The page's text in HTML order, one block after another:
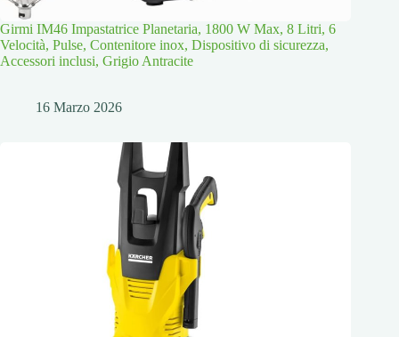
Girmi IM46 Impastatrice Planetaria, 1800 W Max, 8 Litri, 6
Velocità, Pulse, Contenitore inox, Dispositivo di sicurezza,
Accessori inclusi, Grigio Antracite
16 Marzo 2026